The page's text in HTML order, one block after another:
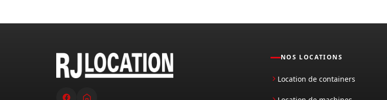
NOS LOCATIONS
Location de containers